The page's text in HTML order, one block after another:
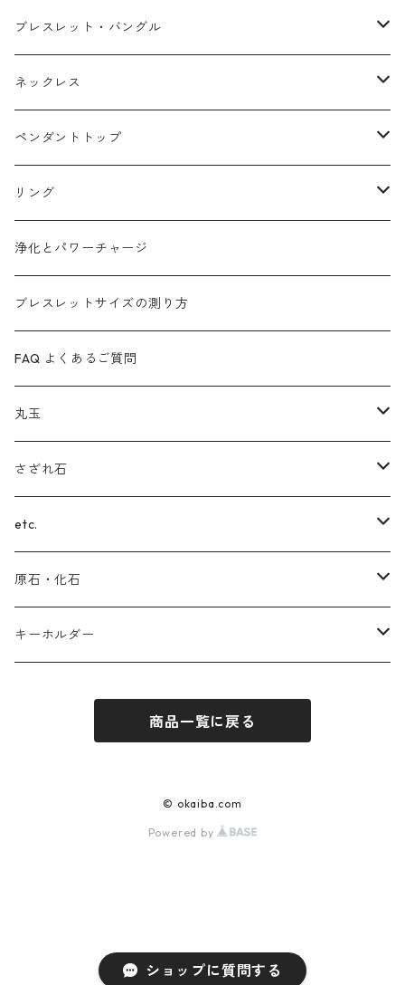
ショップに質問する
ブレスレットサイズ
FAQ
浄化とパワーチャージ
ブレスレット・バングル
アゼツライト
ローズクォーツ
タイガーアイ
ガーデンクォーツ
カイヤナイト
ガーネット
ルチルクォーツ
サファイア
翡翠（ヒスイ）
セラフィナイト
ラピスラズリ
インカローズ(ロードクロサイト)
ネックレス
マラカイト
アメジスト
ラピスラズリ
(ヒマラヤ)水晶
ルチルクォーツ
ガーデンクォーツ
ブルートパーズ
ターコイズ
ルビー
シェブロン
ローマングラス
ペンダントトップ
カイヤナイト
マラカイト
ルビーインゾイサイト
ローズクォーツ
スギライト
インカローズ(ロードクロサイト)
チャロアイト
ラリマー
タンザナイト
アゼツライト
リング
ターコイズ
ムーンストーン
インカローズ
ラブラドライト
ルチルクォーツ
ブルートパーズ
サファイア
浄化とパワーチャージ
ブレスレットサイズの測り方
FAQ よくあるご質問
丸玉
フローライト
スモーキークォーツ
アメジスト
ブラウンイエロークォーツ
さざれ石
(ヒマラヤ)水晶
ガーデンクォーツ
(スター)ローズクォーツ
etc.
(スター)ローズクォーツ
マラカイト
ラブラドライト
原石・化石
アメジスト
アンモナイト
キーホルダー
商品一覧に戻る
© okaiba.com
Powered by